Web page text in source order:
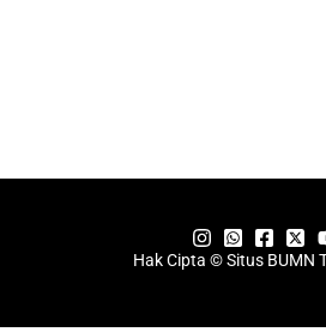
Hak Cipta © Situs BUMN